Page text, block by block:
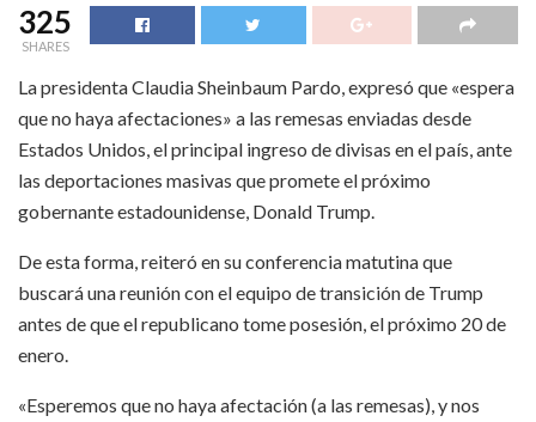
325
SHARES
La presidenta Claudia Sheinbaum Pardo, expresó que «espera
que no haya afectaciones» a las remesas enviadas desde
Estados Unidos, el principal ingreso de divisas en el país, ante
las deportaciones masivas que promete el próximo
gobernante estadounidense, Donald Trump.
De esta forma, reiteró en su conferencia matutina que
buscará una reunión con el equipo de transición de Trump
antes de que el republicano tome posesión, el próximo 20 de
enero.
«Esperemos que no haya afectación (a las remesas), y nos